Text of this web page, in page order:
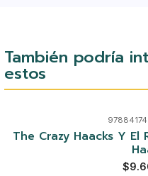
También podría
estos
-20%
The Crazy Haacks Y El